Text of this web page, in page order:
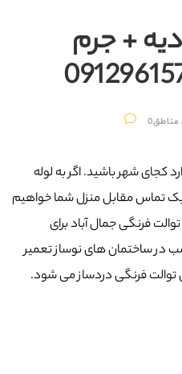
+ جرم
مناطق0
شهر باشید. اگر به لوله
یک تماس مقابل منزل شما خواهیم
فرنگی جمال آباد برای
در ساختمان های نوساز تعمیر
توالت فرنگی دردساز می شود.